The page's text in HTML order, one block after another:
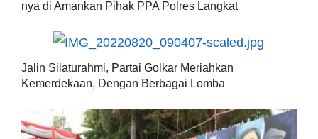
nya di Amankan Pihak PPA Polres Langkat
Jalin Silaturahmi, Partai Golkar Meriahkan
Kemerdekaan, Dengan Berbagai Lomba